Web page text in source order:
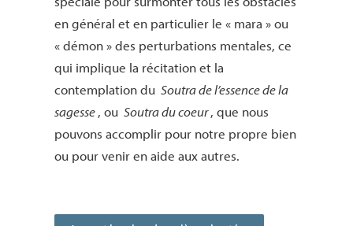
en général et en particulier le « mara » ou
« démon » des perturbations mentales, ce
qui implique la récitation et la
contemplation du Soutra de l’essence de la
sagesse, ou Soutra du coeur, que nous
pouvons accomplir pour notre propre bien
ou pour venir en aide aux autres.